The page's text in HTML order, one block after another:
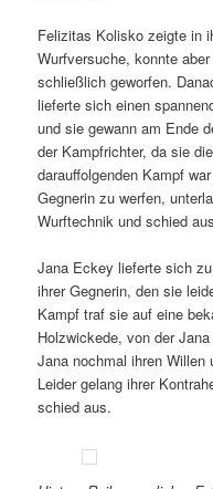
Felizitas Kolisko zeigte in
Wurfversuche, konnte
schließlich geworfen.
lieferte sich einen
und sie gewann am Ende
der Kampfrichter, da sie
darauffolgenden Kampf
Gegnerin zu werfen,
Wurftechnik und schied
Jana Eckey lieferte sich
ihrer Gegnerin, den sie
Kampf traf sie auf eine
Holzwickede, von der
Jana nochmal ihren Willen
Leider gelang ihrer
schied aus.